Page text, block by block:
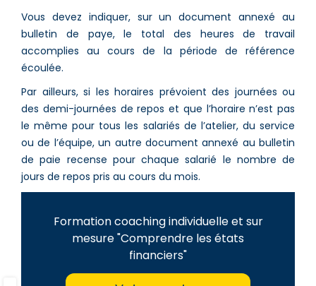
Vous devez indiquer, sur un document annexé au
bulletin de paye, le total des heures de travail
accomplies au cours de la période de référence
écoulée.
Par ailleurs, si les horaires prévoient des journées ou
des demi-journées de repos et que l’horaire n’est pas
le même pour tous les salariés de l’atelier, du service
ou de l’équipe, un autre document annexé au bulletin
de paie recense pour chaque salarié le nombre de
jours de repos pris au cours du mois.
Formation coaching individuelle et sur
mesure "Comprendre les états
financiers"